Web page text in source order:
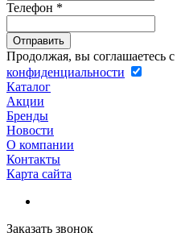
Телефон *
Продолжая, вы соглашаетесь с
конфиденциальности
Каталог
Акции
Бренды
Новости
О компании
Контакты
Карта сайта
Заказать звонок